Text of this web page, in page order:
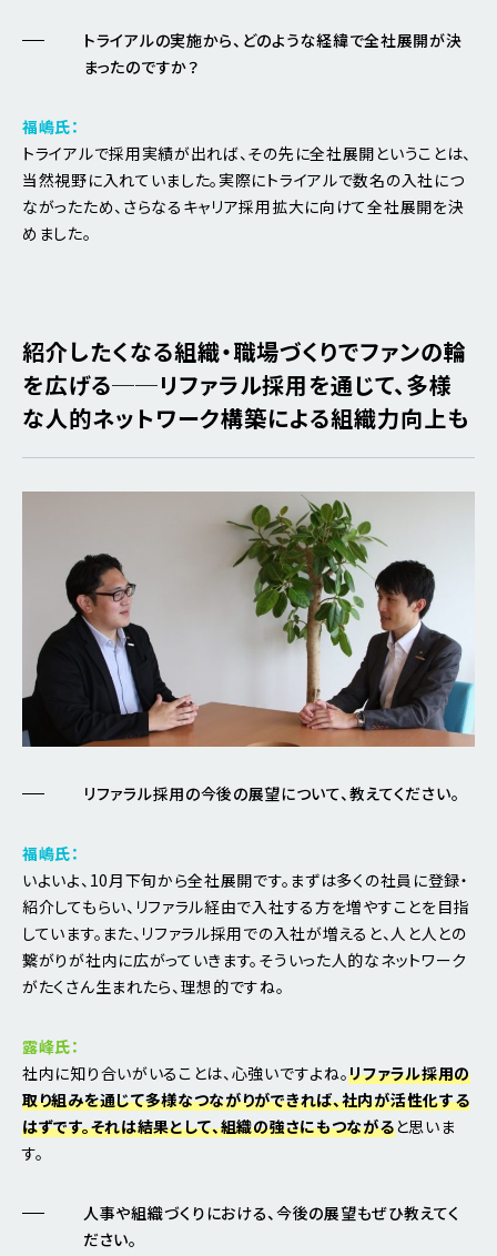
トライアルの実施から、どのような経緯で全社展開が決
まったのですか？
福嶋氏：
トライアルで採用実績が出れば、その先に全社展開ということは、
当然視野に入れていました。実際にトライアルで数名の入社につ
ながったため、さらなるキャリア採用拡大に向けて全社展開を決
めました。
紹介したくなる組織・職場づくりでファンの輪
を広げる──リファラル採用を通じて、多様
な人的ネットワーク構築による組織力向上も
リファラル採用の今後の展望について、教えてください。
福嶋氏：
いよいよ、10月下旬から全社展開です。まずは多くの社員に登録・
紹介してもらい、リファラル経由で入社する方を増やすことを目指
しています。また、リファラル採用での入社が増えると、人と人との
繋がりが社内に広がっていきます。そういった人的なネットワーク
がたくさん生まれたら、理想的ですね。
露峰氏：
社内に知り合いがいることは、心強いですよね。リファラル採用の
取り組みを通じて多様なつながりができれば、社内が活性化する
はずです。それは結果として、組織の強さにもつながると思いま
す。
人事や組織づくりにおける、今後の展望もぜひ教えてく
ださい。